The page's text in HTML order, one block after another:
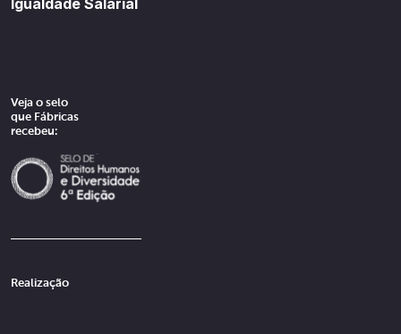
Igualdade Salarial
Veja o selo
que Fábricas
recebeu:
Realização